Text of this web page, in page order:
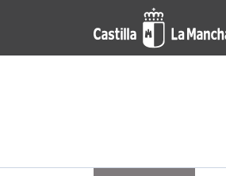
Pasar al contenido principal
Noticias de la